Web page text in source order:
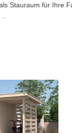
Stauraum für